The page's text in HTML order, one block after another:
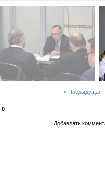
« Предыдущая
0
Добавлять